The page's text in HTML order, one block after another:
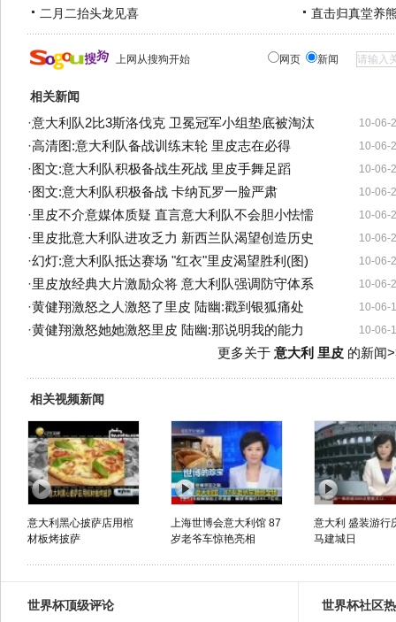
二月二抬头龙见喜 直击归真堂养
上网从搜狗开始 网页 新闻
相关新闻
10-06-
·意大利队2比3斯洛伐克 卫冕冠军小组垫底被淘汰
10-06-
·高清图:意大利队备战训练末轮 里皮志在必得
10-06-
· 图文:意大利队积极备战生死战 里皮手舞足蹈
10-06-
· 图文:意大利队积极备战 卡纳瓦罗一脸严肃
10-06-
·里皮不介意媒体质疑 直言意大利队不会胆小怯懦
10-06-
·里皮批意大利队进攻乏力 新西兰队渴望创造历史
10-06-
·幻灯:意大利队抵达赛场 "红衣"里皮渴望胜利(图)
10-06-
·里皮放经典大片激励众将 意大利队强调防守体系
10-06-
·黄健翔激怒之人激怒了里皮 陆幽:戳到银狐痛处
10-06-
·黄健翔激怒她她激怒里皮 陆幽:那说明我的能力
更多关于 意大利 里皮的新闻
相关视频新闻
意大利黑心披萨店用棺
材板烤披萨
上海世博会意大利馆 87
岁老爷车惊艳亮相
意大利 盛装游行
马建城日
世界杯顶级评论 世界杯社区